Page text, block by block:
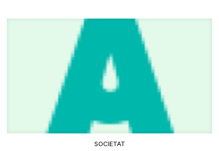
SOCIETAT